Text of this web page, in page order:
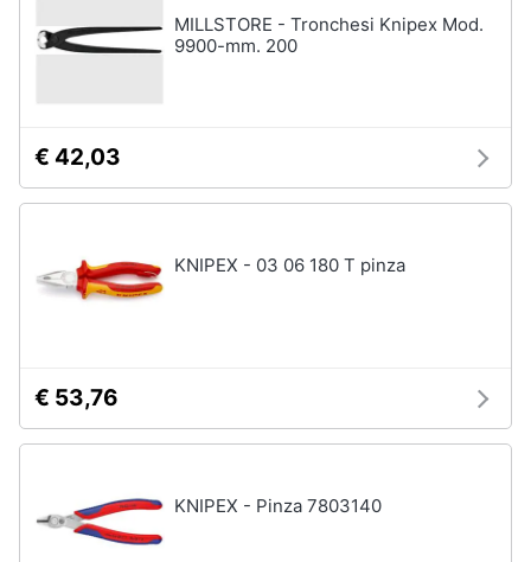
MILLSTORE - Tronchesi Knipex Mod.
9900-mm. 200
€ 42,03
KNIPEX - 03 06 180 T pinza
€ 53,76
KNIPEX - Pinza 7803140